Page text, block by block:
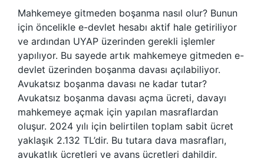
Mahkemeye gitmeden boşanma nasıl olur? Bunun
için öncelikle e-devlet hesabı aktif hale getiriliyor
ve ardından UYAP üzerinden gerekli işlemler
yapılıyor. Bu sayede artık mahkemeye gitmeden e-
devlet üzerinden boşanma davası açılabiliyor.
Avukatsız boşanma davası ne kadar tutar?
Avukatsız boşanma davası açma ücreti, davayı
mahkemeye açmak için yapılan masraflardan
oluşur. 2024 yılı için belirtilen toplam sabit ücret
yaklaşık 2.132 TL’dir. Bu tutara dava masrafları,
avukatlık ücretleri ve avans ücretleri dahildir.